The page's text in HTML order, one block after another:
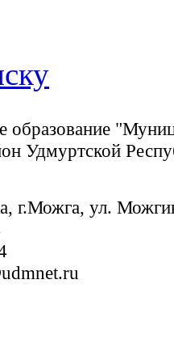
образование
Удмуртской
г.Можга, ул.